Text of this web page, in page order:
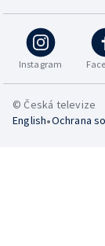
Instagram
© Česká televize
English•Ochrana